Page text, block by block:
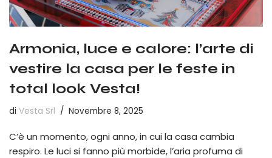
Armonia, luce e calore: l’arte di
vestire la casa per le feste in
total look Vesta!
di Vesta Srl Novembre 8, 2025
C’è un momento, ogni anno, in cui la casa cambia
respiro. Le luci si fanno più morbide, l’aria profuma di